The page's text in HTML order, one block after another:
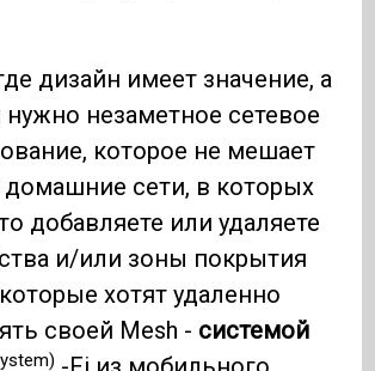
дизайн имеет значение, а
незаметное сетевое
которое не мешает
домашние сети, в которых
добавляете или удаляете
и/или зоны покрытия
хотят удаленно
своей Mesh - системой